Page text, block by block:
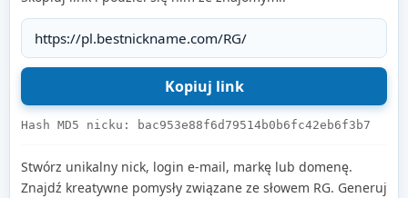
Hash MD5 nicku: bac953e88f6d79514b0b6fc42eb6f3b7
Stwórz unikalny nick, login e-mail, markę lub domenę.
Znajdź kreatywne pomysły związane ze słowem RG. Generuj